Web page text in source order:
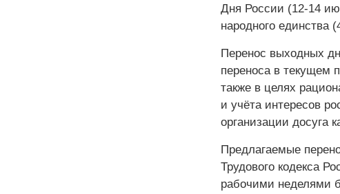
Дня России (12-14
народного единства
Перенос выходных
переноса в текущем
также в целях
и учёта интересов
организации досуга
Предлагаемые
Трудового кодекса
рабочими неделями